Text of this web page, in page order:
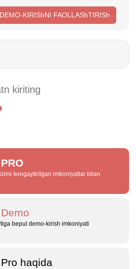
DEMO-KIRIShNI FAOLLAShTIRISh
PRO
kengaytirilgan imkoniyatlar bilan
Demo
bepul demo‑kirish imkoniyati
haqida